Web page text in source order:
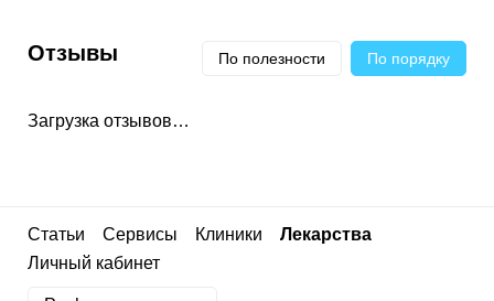
Отзывы По полезности По порядку
Загрузка отзывов…
Статьи Сервисы Клиники
Лекарства
Личный кабинет